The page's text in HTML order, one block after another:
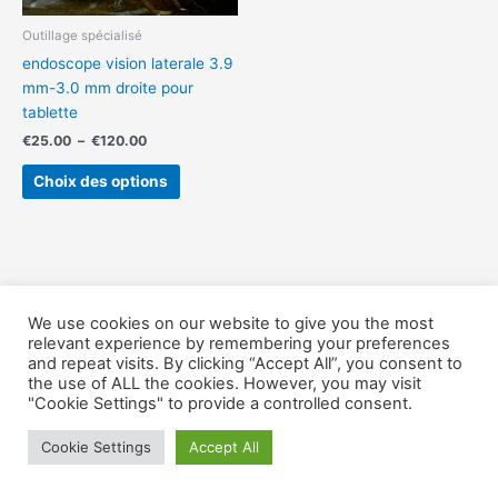
Outillage spécialisé
endoscope vision laterale 3.9
mm-3.0 mm droite pour
tablette
€25.00 – €120.00
Choix des options
être
sur
la
Copyright © Outillage-Serrurier 2026
We use cookies on our website to give you the most
relevant experience by remembering your preferences
and repeat visits. By clicking “Accept All”, you consent to
the use of ALL the cookies. However, you may visit
"Cookie Settings" to provide a controlled consent.
Cookie Settings Accept All